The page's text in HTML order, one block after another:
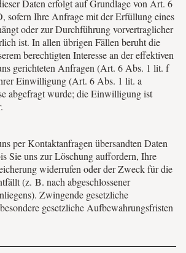
Daten erfolgt auf Grundlage von Art. 6
sofern Ihre Anfrage mit der Erfüllung eines
oder zur Durchführung vorvertraglicher
ist. In allen übrigen Fällen beruht die
berechtigten Interesse an der effektiven
gerichteten Anfragen (Art. 6 Abs. 1 lit. f
Einwilligung (Art. 6 Abs. 1 lit. a
abgefragt wurde; die Einwilligung ist
per Kontaktanfragen übersandten Daten
Sie uns zur Löschung auffordern, Ihre
widerrufen oder der Zweck für die
(z. B. nach abgeschlossener
Zwingende gesetzliche
gesetzliche Aufbewahrungsfristen